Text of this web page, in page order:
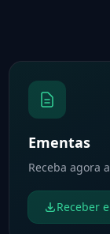
Ementas
Receba agora
Receber